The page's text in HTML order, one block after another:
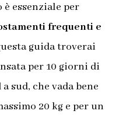
essenziale per
frequenti e
guida troverai
per 10 giorni di
sud, che vada bene
20 kg e per un